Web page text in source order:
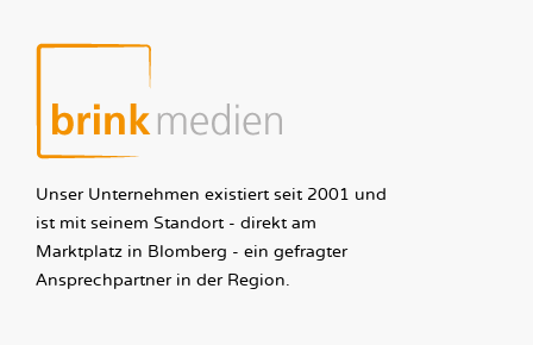
Unser Unternehmen existiert seit 2001 und
ist mit seinem Standort - direkt am
Marktplatz in Blomberg - ein gefragter
Ansprechpartner in der Region.